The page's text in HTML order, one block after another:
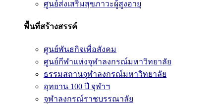
ศูนย์ส่งเสริมสุขภาวะผู้สูงอายุ
พื้นที่สร้างสรรค์
ศูนย์พันธกิจเพื่อสังคม
ศูนย์กีฬาแห่งจุฬาลงกรณ์มหาวิทยาลัย
ธรรมสถานจุฬาลงกรณ์มหาวิทยาลัย
อุทยาน 100 ปี จุฬาฯ
จุฬาลงกรณ์ราชบรรณาลัย